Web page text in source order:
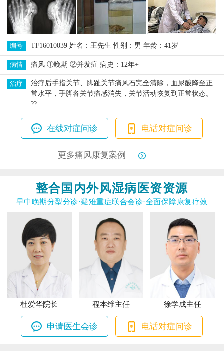
编号 TF16010039 姓名：王先生 性别：男 年龄：41岁
病情 痛风 ①晚期 ②并发症 病史：12年+
治疗
治疗后手指关节、脚趾关节痛风石完全清除，血尿酸降至正
常水平，手脚各关节痛感消失，关节活动恢复到正常状态。
??
在线对症问诊 电话对症问诊
更多痛风康复案例
整合国内外风湿病医资资源
早中晚期分型分诊·疑难重症联合会诊·全面保障康复疗效
杜爱华院长 程本维主任 徐学成主任
申请医生会诊 电话对症问诊